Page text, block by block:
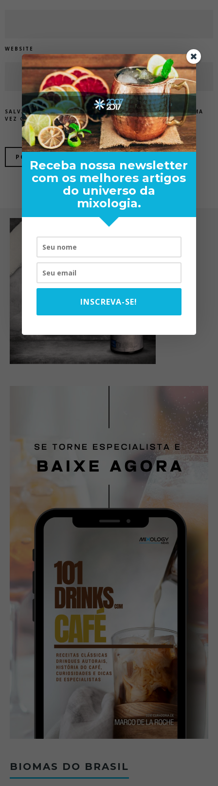
WEBSITE
SALVAR MEUS DADOS NESTE NAVEGADOR PARA A PRÓXIMA
VEZ QUE EU COMENTAR.
BIOMAS DO BRASIL
Receba nossa newsletter
com os melhores artigos
do universo da
mixologia.
INSCREVA-SE!